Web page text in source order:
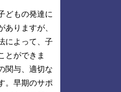
どもの発達に
ありますが、
によって、子
とができま
関与、適切な
。早期のサポ